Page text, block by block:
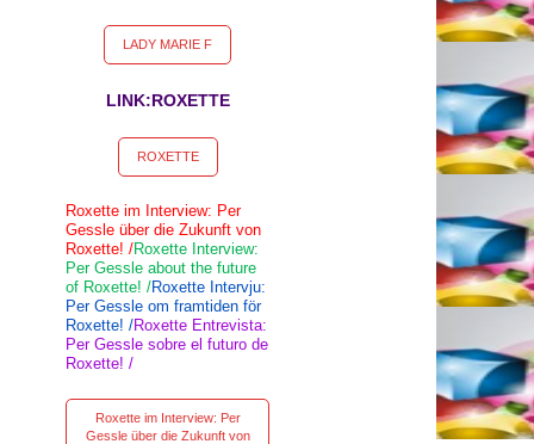
LADY MARIE F
LINK:ROXETTE
ROXETTE
Roxette im Interview: Per
Gessle über die Zukunft von
Roxette! /Roxette Interview:
Per Gessle about the future
of Roxette! /Roxette Intervju:
Per Gessle om framtiden för
Roxette! /Roxette Entrevista:
Per Gessle sobre el futuro de
Roxette! /
Roxette im Interview: Per
Gessle über die Zukunft von